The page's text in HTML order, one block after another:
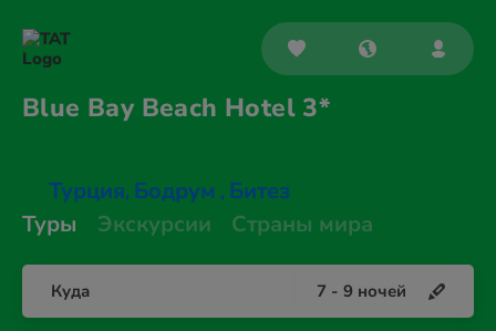
Blue Bay Beach Hotel 3*
Турция, Бодрум , Битез
Туры
Экскурсии Страны мира
Куда 7 - 9 ночей